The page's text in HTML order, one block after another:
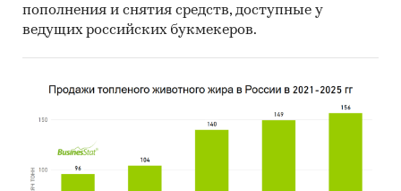
пополнения и снятия средств, доступные у
ведущих российских букмекеров.